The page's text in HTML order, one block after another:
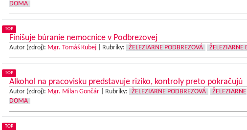
DOMA
TOP
Finišuje búranie nemocnice v Podbrezovej
Autor (zdroj): Mgr. Tomáš Kubej| Rubriky: ŽELEZIARNE PODBREZOVÁ ŽELEZIARNE
TOP
Alkohol na pracovisku predstavuje riziko, kontroly preto pokračujú
Autor (zdroj): Mgr. Milan Gončár| Rubriky: ŽELEZIARNE PODBREZOVÁ
ŽELEZIARNE
DOMA
TOP